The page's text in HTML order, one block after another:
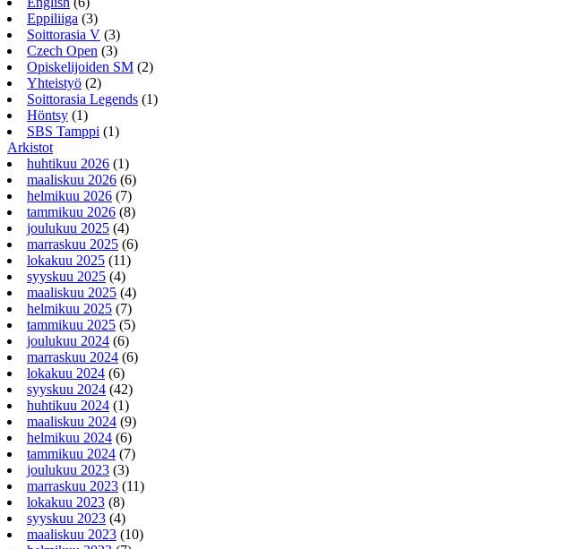
Eppiliiga (3)
Soittorasia V (3)
Czech Open (3)
Opiskelijoiden SM (2)
Yhteistyö (2)
Soittorasia Legends (1)
Höntsy (1)
SBS Tamppi (1)
Arkistot
huhtikuu 2026 (1)
maaliskuu 2026 (6)
helmikuu 2026 (7)
tammikuu 2026 (8)
joulukuu 2025 (4)
marraskuu 2025 (6)
lokakuu 2025 (11)
syyskuu 2025 (4)
maaliskuu 2025 (4)
helmikuu 2025 (7)
tammikuu 2025 (5)
joulukuu 2024 (6)
marraskuu 2024 (6)
lokakuu 2024 (6)
syyskuu 2024 (42)
huhtikuu 2024 (1)
maaliskuu 2024 (9)
helmikuu 2024 (6)
tammikuu 2024 (7)
joulukuu 2023 (3)
marraskuu 2023 (11)
lokakuu 2023 (8)
syyskuu 2023 (4)
maaliskuu 2023 (10)